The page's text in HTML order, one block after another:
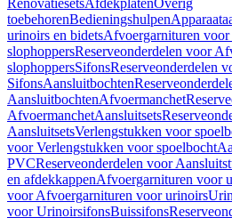
RenovatiesetsAfdekplatenOverig
toebehorenBedieningshulpen
urinoirs en bidetsAfvoergarnituren voor
slophoppersReserveonderdelen voor
slophoppersSifonsReserveonderdelen
SifonsAansluitbochten
AansluitbochtenAfvoermanchet
AfvoermanchetAansluitsets
AansluitsetsVerlengstukken voor
voor Verlengstukken voor spoelbocht
PVCReserveonderdelen voor
en afdekkappenAfvoergarnituren voor
voor Afvoergarnituren voor urinoirs
voor UrinoirsifonsBuissifons